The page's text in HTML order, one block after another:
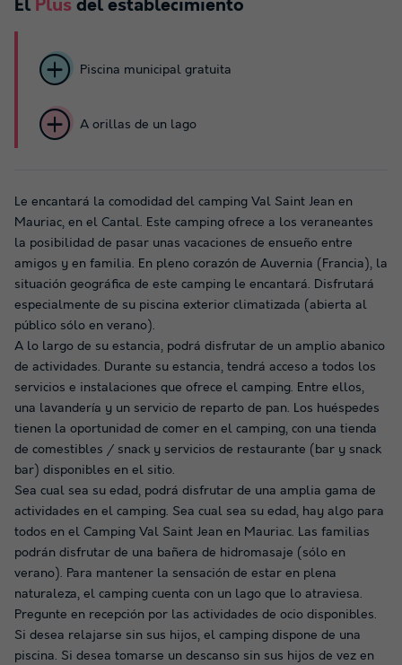
El Plus del establecimiento
Piscina municipal gratuita
A orillas de un lago
Le encantará la comodidad del camping Val Saint Jean en
Mauriac, en el Cantal. Este camping ofrece a los veraneantes
la posibilidad de pasar unas vacaciones de ensueño entre
amigos y en familia. En pleno corazón de Auvernia (Francia), la
situación geográfica de este camping le encantará. Disfrutará
especialmente de su piscina exterior climatizada (abierta al
público sólo en verano).
A lo largo de su estancia, podrá disfrutar de un amplio abanico
de actividades. Durante su estancia, tendrá acceso a todos los
servicios e instalaciones que ofrece el camping. Entre ellos,
una lavandería y un servicio de reparto de pan. Los huéspedes
tienen la oportunidad de comer en el camping, con una tienda
de comestibles / snack y servicios de restaurante (bar y snack
bar) disponibles en el sitio.
Sea cual sea su edad, podrá disfrutar de una amplia gama de
actividades en el camping. Sea cual sea su edad, hay algo para
todos en el Camping Val Saint Jean en Mauriac. Las familias
podrán disfrutar de una bañera de hidromasaje (sólo en
verano). Para mantener la sensación de estar en plena
naturaleza, el camping cuenta con un lago que lo atraviesa.
Pregunte en recepción por las actividades de ocio disponibles.
Si desea relajarse sin sus hijos, el camping dispone de una
piscina. Si desea tomarse un descanso sin sus hijos de vez en